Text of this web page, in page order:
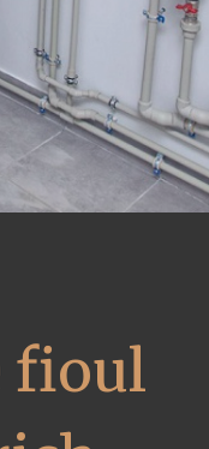
fioul